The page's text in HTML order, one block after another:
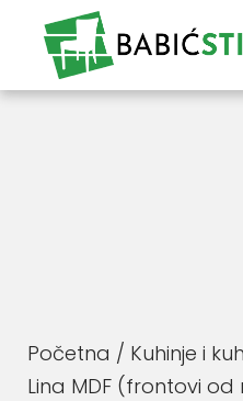
Početna / Kuhinje i
Lina MDF (frontovi